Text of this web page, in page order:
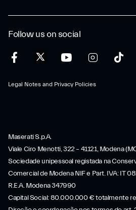
Follow us on social
Legal Notes and Privacy Policies
Maserati S.p.A.
Viale Ciro Menotti, 322 – 41121, Modena
Sociedade unipessoal registada na
Comercial de Modena NIF e Part. IVA: IT
R.E.A. Modena 347990
Capital Social: 80.000.000 € totalmente